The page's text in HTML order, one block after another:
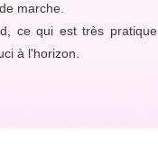
marche.
ce qui est très pratique
à l'horizon.